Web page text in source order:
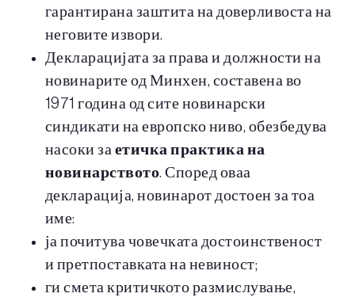
гарантирана заштита на доверливоста на
неговите извори.
Декларацијата за права и должности на
новинарите од Минхен, составена во
1971 година од сите новинарски
синдикати на европско ниво, обезбедува
насоки за етичка практика на
новинарството. Според оваа
декларација, новинарот достоен за тоа
име:
ја почитува човечката достоинственост
и претпоставката на невиност;
ги смета критичкото размислување,